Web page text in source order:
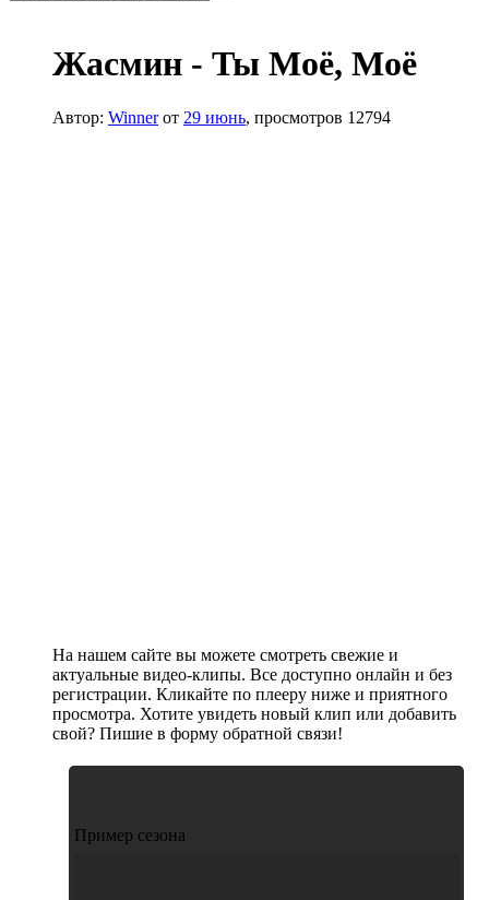
Жасмин - Ты Моё, Моё
Автор: Winnerот 29 июнь, просмотров 12794
На нашем сайте вы можете смотреть свежие и
актуальные видео-клипы. Все доступно онлайн и без
регистрации. Кликайте по плееру ниже и приятного
просмотра. Хотите увидеть новый клип или добавить
свой? Пишие в форму обратной связи!
Пример сезона